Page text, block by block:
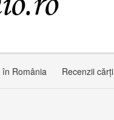
în România Recenzii cărți